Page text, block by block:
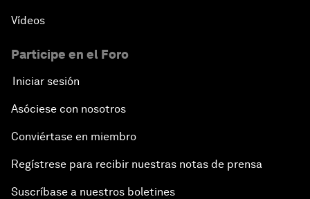
Vídeos
Participe en el Foro
Iniciar sesión
Asóciese con nosotros
Conviértase en miembro
Regístrese para recibir nuestras notas de prensa
Suscríbase a nuestros boletines